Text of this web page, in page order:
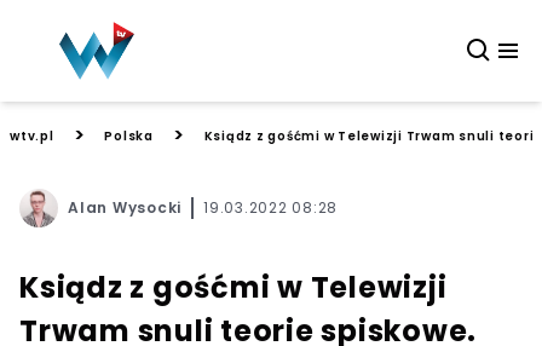
wtv.pl > Polska > Ksiądz z gośćmi w Telewizji Trwam snuli
Alan Wysocki 19.03.2022 08:28
Ksiądz z gośćmi w Telewizji
Trwam snuli teorie spiskowe.